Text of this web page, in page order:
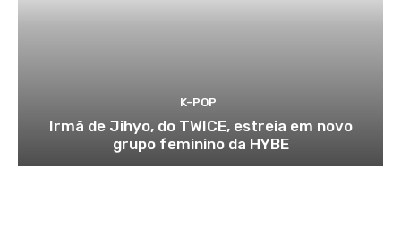
K-POP
Irmã de Jihyo, do TWICE, estreia em novo
grupo feminino da HYBE